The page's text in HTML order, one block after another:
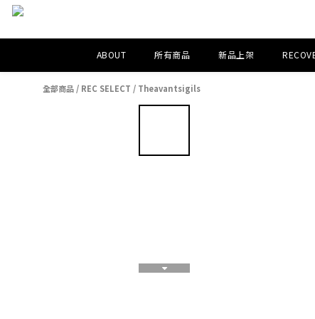
ABOUT 所有商品 新品上架
全部商品 / REC SELECT / Theavantsigils